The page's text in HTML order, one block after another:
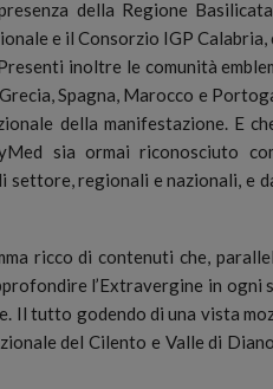
della Regione
e il Consorzio IGP Calabria,
inoltre le comunità
Spagna, Marocco e
della manifestazione. E
sia ormai riconosciuto
settore, regionali e nazionali, e
ricco di contenuti che,
l’Extravergine in ogni
Il tutto godendo di una vista
del Cilento e Valle di